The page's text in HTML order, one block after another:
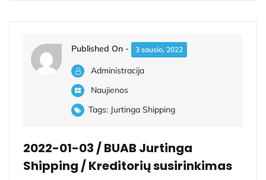
Published On - 3 sausio, 2022
Administracija
Naujienos
Tags: Jurtinga Shipping
2022-01-03 / BUAB Jurtinga
Shipping / Kreditorių susirinkimas